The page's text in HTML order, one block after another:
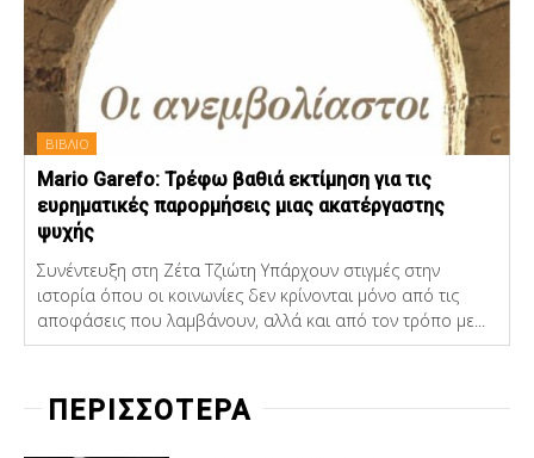
ΒΙΒΛΙΟ
Mario Garefo: Τρέφω βαθιά εκτίμηση για τις
ευρηματικές παρορμήσεις μιας ακατέργαστης
ψυχής
Συνέντευξη στη Ζέτα Τζιώτη Υπάρχουν στιγμές στην
ιστορία όπου οι κοινωνίες δεν κρίνονται μόνο από τις
αποφάσεις που λαμβάνουν, αλλά και από τον τρόπο με...
ΠΕΡΙΣΣΟΤΕΡΑ